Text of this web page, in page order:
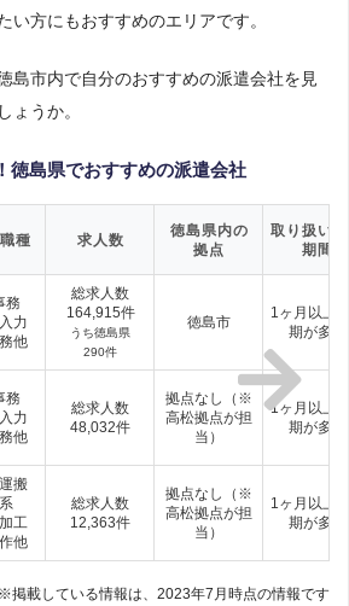
い方にもおすすめのエリアです。
島市内で自分のおすすめの派遣会社を見
ょうか。
徳島県でおすすめの派遣会社
種 求人数
徳島県内の
拠点
取り扱い
期間
務
力
他
総求人数
164,915件
うち徳島県
290件
徳島市
1ヶ月以上
期が多い
務
力
他
総求人数
48,032件
拠点なし（※
高松拠点が担
当）
1ヶ月以上
期が多い
搬
工
他
総求人数
12,363件
拠点なし（※
高松拠点が担
当）
1ヶ月以上
期が多い
※掲載している情報は、2023年7月時点の情報です